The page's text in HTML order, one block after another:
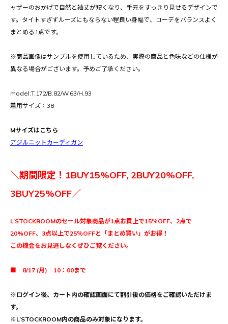
ャザーのおかげで自然と袖丈が短くなり、手元をすっきり見せるデザインで
す。タイトすぎずルーズにもならない程良い身幅で、コーデをバランスよく
まとめる1点です。
※商品画像はサンプルを使用しているため、実際の商品と色味などの仕様が
異なる場合がございます。予めご了承ください。
model:T.172/B.82/W.63/H.93
着用サイズ：38
Mサイズはこちら
アジルニットカーディガン
＼期間限定！1BUY15%OFF, 2BUY20%OFF,
3BUY25%OFF／
L’STOCKROOMのセール対象商品が1点お買上で15％OFF、2点で
20%OFF、3点以上で25％OFFと「まとめ買い」がお得！
この機会をお見逃しなくぜひご覧ください。
■ 8/17 (月) 10：00まで
※ログイン後、カート内の確認画面にて割引後の価格をご確認いただけま
す。
※L’STOCKROOM内の商品のみ対象になります。